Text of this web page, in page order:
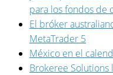
para los fondos de
El bróker
MetaTrader 5
México en el
Brokeree Solutions